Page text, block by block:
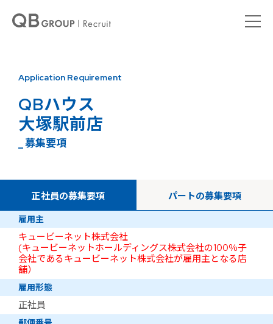
Application Requirement
QBハウス
大塚駅前店
_ 募集要項
正社員の募集要項 パートの募集要項
雇用主
キュービーネット株式会社
(キュービーネットホールディングス株式会社の100％子
会社であるキュービーネット株式会社が雇用主となる店
舗）
雇用形態
正社員